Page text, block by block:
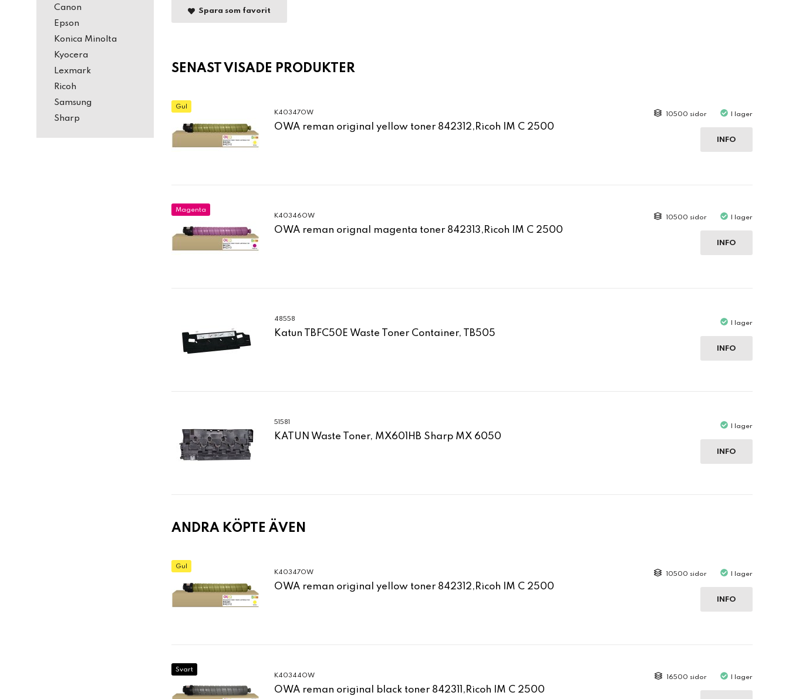
Canon
Epson
Konica Minolta
Kyocera
Lexmark
Ricoh
Samsung
Sharp
Spara som favorit
SENAST VISADE PRODUKTER
Gul
K40347OW
OWA reman original yellow toner 842312,Ricoh IM C 2500
10500 sidor I lager
INFO
Magenta
K40346OW
OWA reman orignal magenta toner 842313,Ricoh IM C 2500
10500 sidor I lager
INFO
48558
Katun TBFC50E Waste Toner Container, TB505
I lager
INFO
51581
KATUN Waste Toner, MX601HB Sharp MX 6050
I lager
INFO
ANDRA KÖPTE ÄVEN
Gul
K40347OW
OWA reman original yellow toner 842312,Ricoh IM C 2500
10500 sidor I lager
INFO
Svart
K40344OW
OWA reman original black toner 842311,Ricoh IM C 2500
16500 sidor I lager